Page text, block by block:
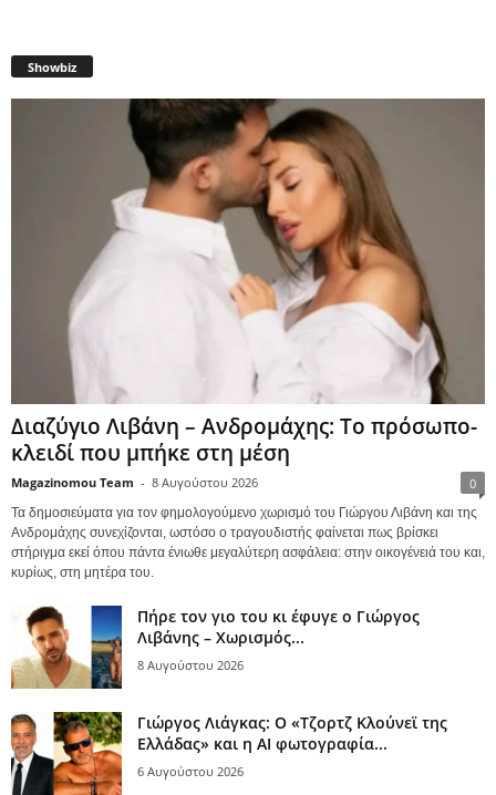
Showbiz
Διαζύγιο Λιβάνη – Ανδρομάχης: Το πρόσωπο-
κλειδί που μπήκε στη μέση
Magazinomou Team - 8 Αυγούστου 2026 0
Τα δημοσιεύματα για τον φημολογούμενο χωρισμό του Γιώργου Λιβάνη και της
Ανδρομάχης συνεχίζονται, ωστόσο ο τραγουδιστής φαίνεται πως βρίσκει
στήριγμα εκεί όπου πάντα ένιωθε μεγαλύτερη ασφάλεια: στην οικογένειά του και,
κυρίως, στη μητέρα του.
Πήρε τον γιο του κι έφυγε ο Γιώργος
Λιβάνης – Χωρισμός...
8 Αυγούστου 2026
Γιώργος Λιάγκας: Ο «Τζορτζ Κλούνεϊ της
Ελλάδας» και η AI φωτογραφία...
6 Αυγούστου 2026